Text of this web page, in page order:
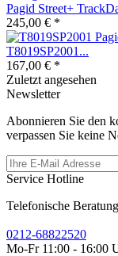
Pagid Street+
245,00 € *
T8019SP2001...
167,00 € *
Zuletzt angesehen
Newsletter
Abonnieren Sie den
verpassen Sie keine
Service Hotline
Telefonische
0212-68822520
Mo-Fr 11:00 - 16:00